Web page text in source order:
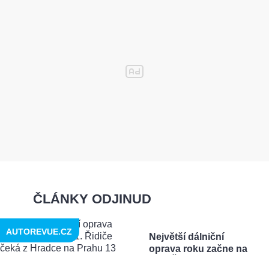
ČLÁNKY ODJINUD
Největší dálniční
oprava roku začne na
AUTOREVUE.CZ